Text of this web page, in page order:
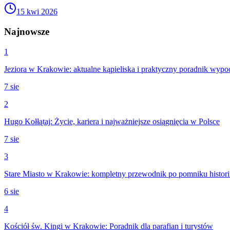
15 kwi 2026
Najnowsze
1
Jeziora w Krakowie: aktualne kąpieliska i praktyczny poradnik
7 sie
2
Hugo Kołłątaj: Życie, kariera i najważniejsze osiągnięcia w Polsce
7 sie
3
Stare Miasto w Krakowie: kompletny przewodnik po pomniku
6 sie
4
Kościół św. Kingi w Krakowie: Poradnik dla parafian i turystów